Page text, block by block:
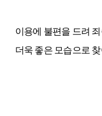
이용에 불편을 드려
더욱 좋은 모습으로